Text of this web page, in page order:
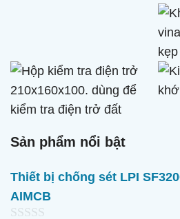
Sản phẩm nổi bật
Thiết bị chống sét LPI
AIMCB